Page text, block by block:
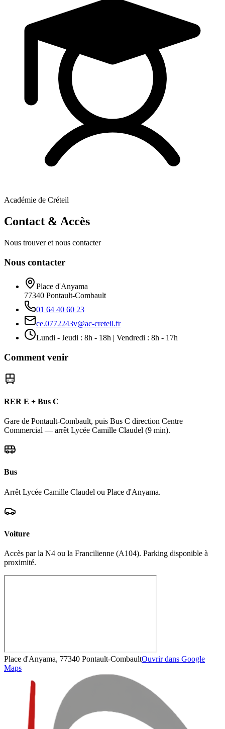
Académie de Créteil
Contact & Accès
Nous trouver et nous contacter
Nous contacter
Place d'Anyama
77340 Pontault-Combault
01 64 40 60 23
ce.0772243v@ac-creteil.fr
Lundi - Jeudi : 8h - 18h | Vendredi : 8h - 17h
Comment venir
RER E + Bus C
Gare de Pontault-Combault, puis Bus C direction Centre
Commercial — arrêt Lycée Camille Claudel (9 min).
Bus
Arrêt Lycée Camille Claudel ou Place d'Anyama.
Voiture
Accès par la N4 ou la Francilienne (A104). Parking disponible à
proximité.
Place d'Anyama, 77340 Pontault-CombaultOuvrir dans Google
Maps